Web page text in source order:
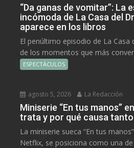
“Da ganas de vomitar”: La
incómoda de La Casa del
aparece en los libros
El penúltimo episodio de La
de los momentos que más
ESPECTÁCULOS
agosto 5, 2026 La Redacción
Miniserie “En tus manos”
trata y por qué causa
La miniserie sueca “En tus
Netflix, se posiciona como una